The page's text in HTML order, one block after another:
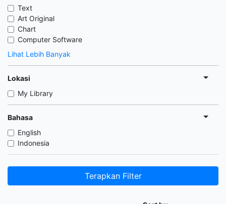
Text
Art Original
Chart
Computer Software
Lihat Lebih Banyak
Lokasi
My Library
Bahasa
English
Indonesia
Terapkan Filter